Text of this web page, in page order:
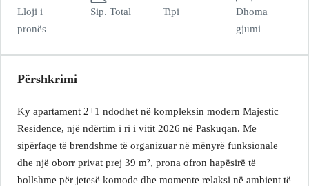
Lloji i
pronës
Sip. Total
Tipi
Dhoma
gjumi
Përshkrimi
Ky apartament 2+1 ndodhet në kompleksin modern Majestic
Residence, një ndërtim i ri i vitit 2026 në Paskuqan. Me
sipërfaqe të brendshme të organizuar në mënyrë funksionale
dhe një oborr privat prej 39 m², prona ofron hapësirë të
bollshme për jetesë komode dhe momente relaksi në ambient të